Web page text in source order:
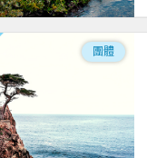
團體